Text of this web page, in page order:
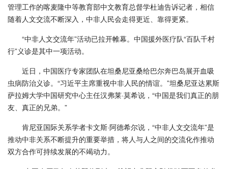
管理工作的喀麦隆中等教育部中文教育总督学杜迪告诉记者，相信
随着人文交流不断深入，中非人民会走得更近、靠得更紧。
“中非人文交流年”活动已拉开帷幕。中国援外医疗队“百队千村
行”义诊是其中一项活动。
近日，中国医疗专家团队在坦桑尼亚桑给巴尔奔巴岛展开血吸
虫病防治义诊。“习近平主席重视中非人民的情谊。”坦桑尼亚达累斯
萨拉姆大学中国研究中心主任汉弗莱·莫希说，“中国是我们真正的朋
友、真正的兄弟。”
肯尼亚国际关系学者卡文斯·阿德希尔说，“中非人文交流年”是
推动中非关系不断提升的重要举措，将人与人之间的交流化作推动
双方合作可持续发展的不竭动力。